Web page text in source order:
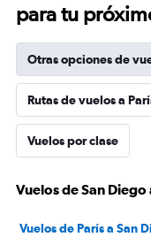
para tu
Otras opciones de
Rutas de vuelos a
Vuelos por clase
Vuelos de San Diego
Vuelos de París a San